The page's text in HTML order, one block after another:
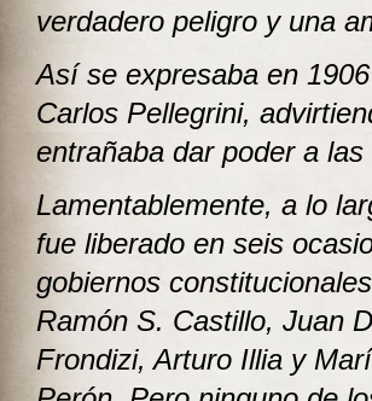
verdadero peligro y una
Así se expresaba en
Carlos Pellegrini,
entrañaba dar poder a
Lamentablemente, a lo
fue liberado en seis
gobiernos
Ramón S. Castillo, Juan
Frondizi, Arturo Illia y